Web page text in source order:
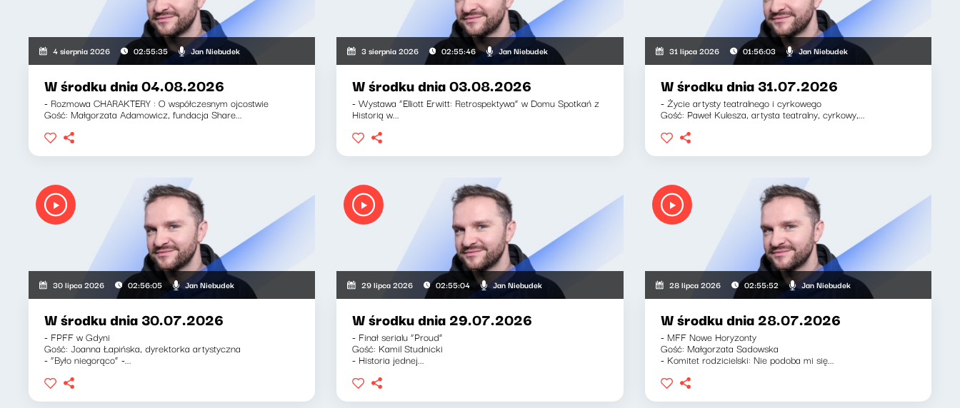
4 sierpnia 2026 02:55:35 Jan Niebudek
W środku dnia 04.08.2026
- Rozmowa CHARAKTERY : O współczesnym ojcostwie
Gość: Małgorzata Adamowicz, fundacja Share...
3 sierpnia 2026 02:55:46 Jan Niebudek
W środku dnia 03.08.2026
- Wystawa “Elliott Erwitt: Retrospektywa” w Domu Spotkań z
Historią w...
31 lipca 2026 01:56:03 Jan Niebudek
W środku dnia 31.07.2026
- Życie artysty teatralnego i cyrkowego
Gość: Paweł Kulesza, artysta teatralny, cyrkowy,...
30 lipca 2026 02:56:05 Jan Niebudek
W środku dnia 30.07.2026
- FPFF w Gdyni
Gość: Joanna Łapińska, dyrektorka artystyczna
- “Było niegorąco” -...
29 lipca 2026 02:55:04 Jan Niebudek
W środku dnia 29.07.2026
- Finał serialu “Proud”
Gość: Kamil Studnicki
- Historia jednej...
28 lipca 2026 02:55:52 Jan Niebudek
W środku dnia 28.07.2026
- MFF Nowe Horyzonty
Gość: Małgorzata Sadowska
- Komitet rodzicielski: Nie podoba mi się...